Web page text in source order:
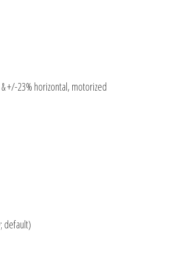
+/-23% horizontal, motorized
default)